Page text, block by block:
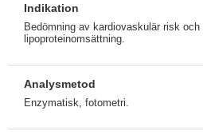
Indikation
Bedömning av kardiovaskulär risk
lipoproteinomsättning.
Analysmetod
Enzymatisk, fotometri.